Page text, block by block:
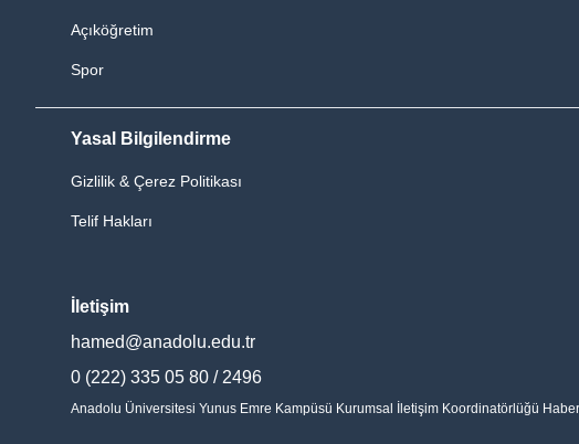
Açıköğretim
Spor
Yasal Bilgilendirme
Gizlilik & Çerez Politikası
Telif Hakları
İletişim
hamed@anadolu.edu.tr
0 (222) 335 05 80 / 2496
Anadolu Üniversitesi Yunus Emre Kampüsü Kurumsal İletişim Koordinatörlüğü